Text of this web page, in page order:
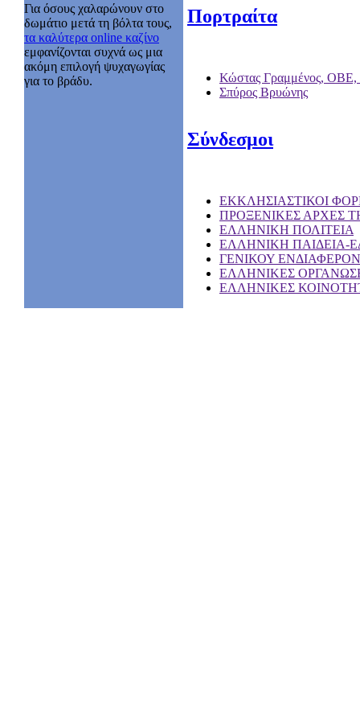
Για όσους χαλαρώνουν στο
δωμάτιο μετά τη βόλτα τους,
τα καλύτερα online καζίνο
εμφανίζονται συχνά ως μια
ακόμη επιλογή ψυχαγωγίας
για το βράδυ.
Πορτραίτα
Κώστας Γραμμένος, ΟΒΕ,
Σπύρος Βρυώνης
Σύνδεσμοι
EKKΛΗΣΙΑΣΤΙΚΟΙ
ΠΡΟΞΕΝΙΚΕΣ ΑΡΧΕΣ
ΕΛΛΗΝΙΚΗ ΠΟΛΙΤΕΙΑ
ΕΛΛΗΝΙΚΗ ΠΑΙΔΕΙΑ-
ΓΕΝΙΚΟΥ
ΕΛΛΗΝΙΚΕΣ
ΕΛΛΗΝΙΚΕΣ